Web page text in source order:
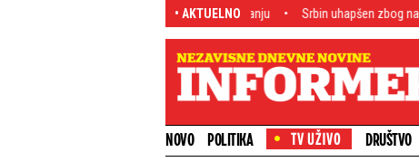
• AKTUELNO
Srbin uhapšen zbog nasilničke vožnje:
NOVO POLITIKA DRUŠTVO